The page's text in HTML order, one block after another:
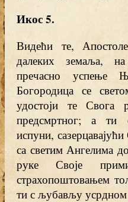
Икос 5.
Видећи те,
далеких земаља,
пречасно успење
Богородица се
удостоји те Свога
предсмртног; а ти
испуни,
са светим Ангелима
руке Своје
страхопоштовањем
ти с љубављу усрдном